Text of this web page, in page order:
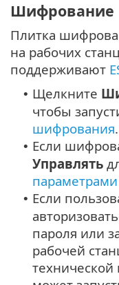
Шифрование
Плитка
на рабочих
поддерживают
• Щелкните
чтобы
шифрования.
• Если
Управлять
• Если
пароля или
рабочей